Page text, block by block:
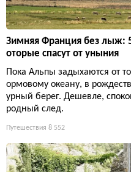
Зимняя Франция без лыж:
оторые спасут от уныния
Пока Альпы задыхаются от
ормовому океану, в
урный берег. Дешевле,
родный след.
Путешествия 8 552